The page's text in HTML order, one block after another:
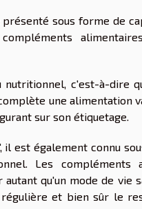
sous forme de
c'est-à-dire
une alimentation
sur son étiquetage.
est également connu
Les compléments
qu'un mode de vie
et bien sûr le